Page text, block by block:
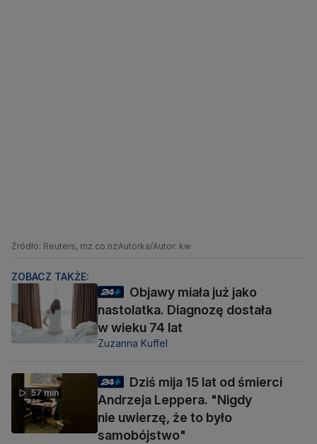
Źródło: Reuters, rnz.co.nzAutorka/Autor: kw
ZOBACZ TAKŻE:
Objawy miała już jako
nastolatka. Diagnozę dostała
w wieku 74 lat
Zuzanna Kuffel
57 min
Dziś mija 15 lat od śmierci
Andrzeja Leppera. "Nigdy
nie uwierzę, że to było
samobójstwo"